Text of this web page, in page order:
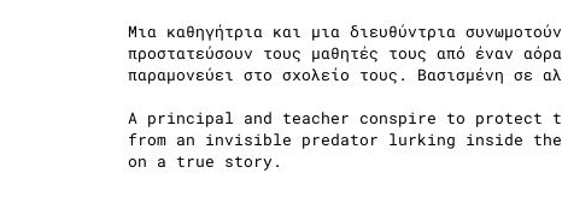
Μια καθηγήτρια και μια διευθύντρια
προστατεύσουν τους μαθητές τους από έναν
παραμονεύει στο σχολείο τους. Βασισμένη σε
A principal and teacher conspire to protect
from an invisible predator lurking inside
on a true story.